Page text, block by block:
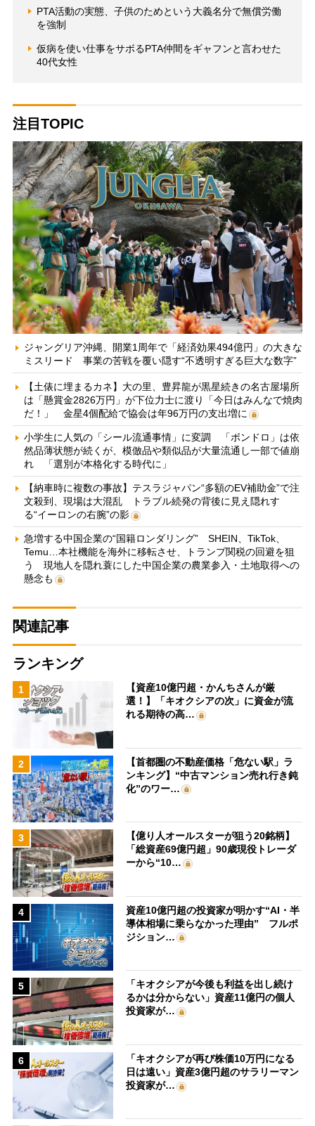
PTA活動の実態、子供のためという大義名分で無償労働
を強制
仮病を使い仕事をサボるPTA仲間をギャフンと言わせた
40代女性
注目TOPIC
ジャングリア沖縄、開業1周年で「経済効果494億円」の大きな
ミスリード 事業の苦戦を覆い隠す“不透明すぎる巨大な数字”
【土俵に埋まるカネ】大の里、豊昇龍が黒星続きの名古屋場所
は「懸賞金2826万円」が下位力士に渡り「今日はみんなで焼肉
だ！」 金星4個配給で協会は年96万円の支出増に
小学生に人気の「シール流通事情」に変調 「ボンドロ」は依
然品薄状態が続くが、模倣品や類似品が大量流通し一部で値崩
れ 「選別が本格化する時代に」
【納車時に複数の事故】テスラジャパン“多額のEV補助金”で注
文殺到、現場は大混乱 トラブル続発の背後に見え隠れす
る“イーロンの右腕”の影
急増する中国企業の“国籍ロンダリング” SHEIN、TikTok、
Temu…本社機能を海外に移転させ、トランプ関税の回避を狙
う 現地人を隠れ蓑にした中国企業の農業参入・土地取得への
懸念も
関連記事
ランキング
1
【資産10億円超・かんちさんが厳
選！】「キオクシアの次」に資金が流
れる期待の高…
2
【首都圏の不動産価格「危ない駅」ラ
ンキング】“中古マンション売れ行き鈍
化”のワー…
3
【億り人オールスターが狙う20銘柄】
「総資産69億円超」90歳現役トレーダ
ーから“10…
4
資産10億円超の投資家が明かす“AI・半
導体相場に乗らなかった理由” フルポ
ジション…
5
「キオクシアが今後も利益を出し続け
るかは分からない」資産11億円の個人
投資家が…
6
「キオクシアが再び株価10万円になる
日は遠い」資産3億円超のサラリーマン
投資家が…